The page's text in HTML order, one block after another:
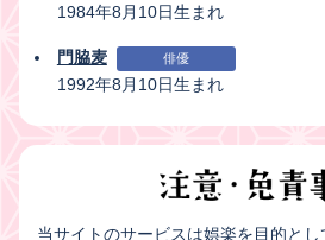
1984年8月10日生まれ
門脇麦 俳優
1992年8月10日生まれ
当サイトのサービスは娯楽を目的と